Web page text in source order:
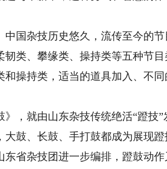
国杂技历史悠久，流传至今的节
类、攀缘类、操持类等五种节
操持类，适当的道具加入、不
就由山东杂技传统绝活“蹬技”
鼓、长鼓、手打鼓都成为展现
省杂技团进一步编排，蹬鼓动作